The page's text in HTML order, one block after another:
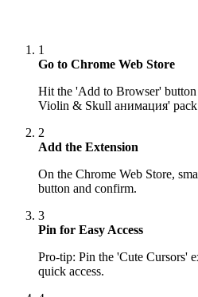
1
Go to Chrome Web Store
Hit the 'Add to Browser'
Violin & Skull анимация'
2
Add the Extension
On the Chrome Web Store,
button and confirm.
3
Pin for Easy Access
Pro-tip: Pin the 'Cute Cursors'
quick access.